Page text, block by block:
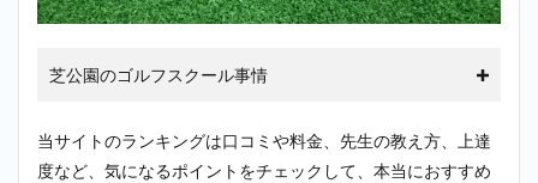
2.4
ルフ
＿芝
公園
芝公園のゴルフスクール事情
当サイトのランキングは口コミや料金、先生の教え方、上達
度など、気になるポイントをチェックして、本当におすすめ